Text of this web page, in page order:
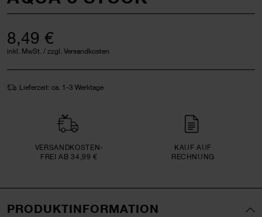
8,49 €
inkl. MwSt. / zzgl. Versandkosten
Lieferzeit: ca. 1-3 Werktage
VERSAND­KOSTEN­
FREI AB 34,99 €
KAUF AUF
RECHNUNG
PRODUKTINFORMATION